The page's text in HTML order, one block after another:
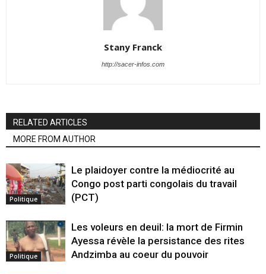
Stany Franck
http://sacer-infos.com
RELATED ARTICLES
MORE FROM AUTHOR
Politique
Le plaidoyer contre la médiocrité au
Congo post parti congolais du travail
(PCT)
Politique
Les voleurs en deuil: la mort de Firmin
Ayessa révèle la persistance des rites
Andzimba au coeur du pouvoir